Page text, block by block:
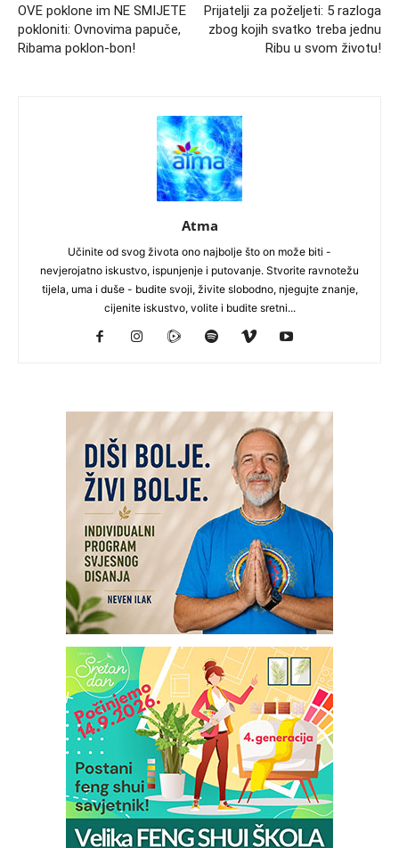
OVE poklone im NE SMIJETE
pokloniti: Ovnovima papuče,
Ribama poklon-bon!
Prijatelji za poželjeti: 5 razloga
zbog kojih svatko treba jednu
Ribu u svom životu!
Atma
Učinite od svog života ono najbolje što on može biti -
nevjerojatno iskustvo, ispunjenje i putovanje. Stvorite ravnotežu
tijela, uma i duše - budite svoji, živite slobodno, njegujte znanje,
cijenite iskustvo, volite i budite sretni...